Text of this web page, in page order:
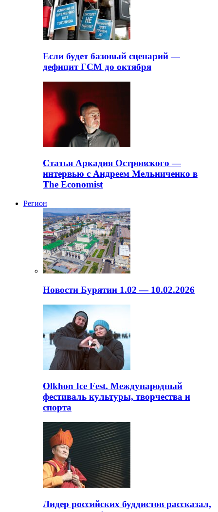
Если будет базовый сценарий —
дефицит ГСМ до октября
Статья Аркадия Островского —
интервью с Андреем Мельниченко в
The Economist
Регион
Новости Бурятии 1.02 — 10.02.2026
Olkhon Ice Fest. Международный
фестиваль культуры, творчества и
спорта
Лидер российских буддистов рассказал,